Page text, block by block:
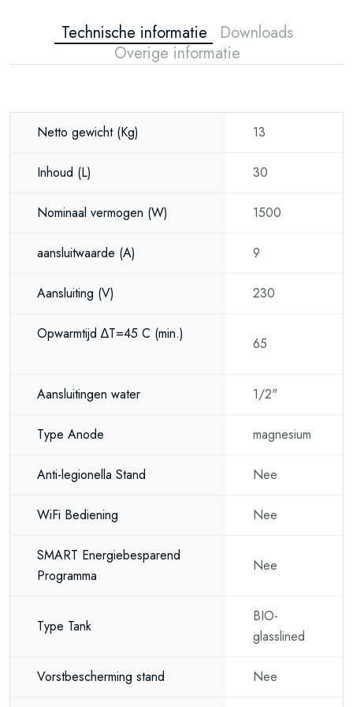
Technische informatie
Downloads
Overige informatie
Netto gewicht (Kg) 13
Inhoud (L) 30
Nominaal vermogen (W) 1500
aansluitwaarde (A) 9
Aansluiting (V) 230
Opwarmtijd ∆T=45 C (min.)
65
Aansluitingen water 1/2"
Type Anode magnesium
Anti-legionella Stand Nee
WiFi Bediening Nee
SMART Energiebesparend
Programma
Nee
Type Tank
BIO-
glasslined
Vorstbescherming stand Nee